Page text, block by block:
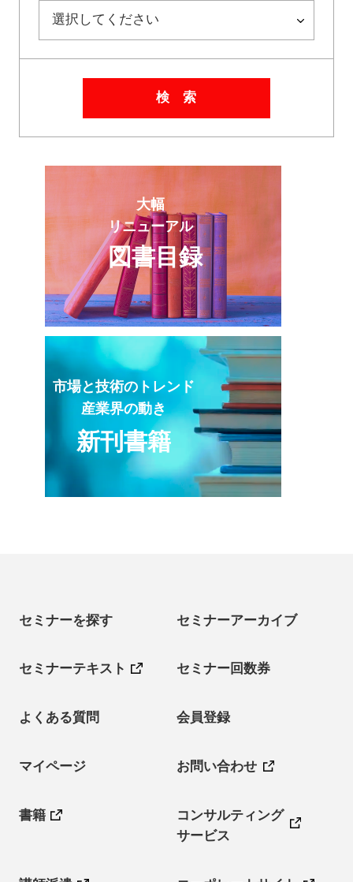
検 索
大幅
リニューアル
図書目録
市場と技術のトレンド
産業界の動き
新刊書籍
セミナーを探す セミナーアーカイブ
セミナーテキスト セミナー回数券
よくある質問 会員登録
マイページ お問い合わせ
書籍
コンサルティング
サービス